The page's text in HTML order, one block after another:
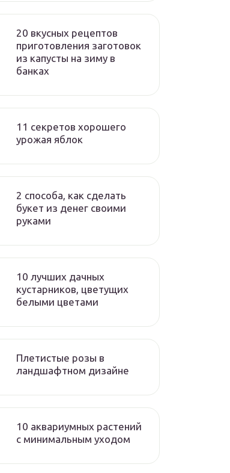
20 вкусных рецептов
приготовления заготовок
из капусты на зиму в
банках
11 секретов хорошего
урожая яблок
2 способа, как сделать
букет из денег своими
руками
10 лучших дачных
кустарников, цветущих
белыми цветами
Плетистые розы в
ландшафтном дизайне
10 аквариумных растений
с минимальным уходом